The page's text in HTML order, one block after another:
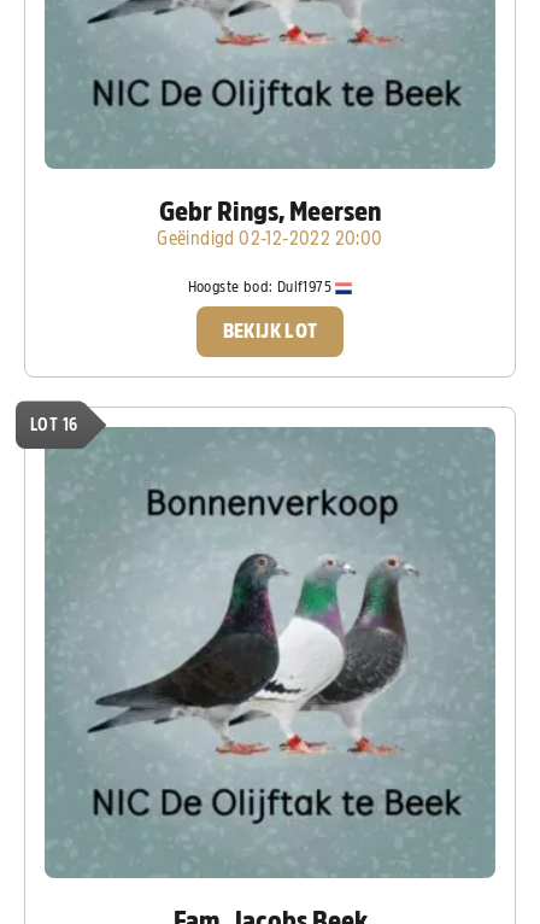
Gebr Rings, Meersen
Geëindigd 02-12-2022 20:00
Hoogste bod: Duif1975
BEKIJK LOT
LOT 16